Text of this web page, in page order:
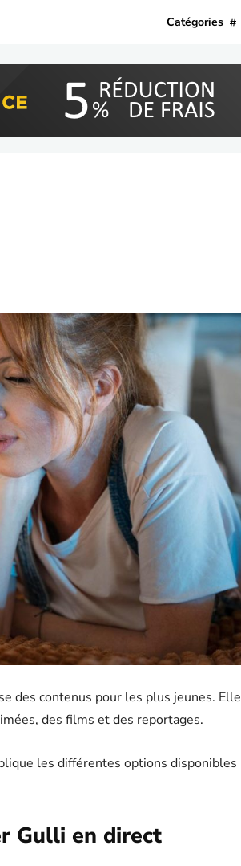
Catégories
des contenus pour les plus jeunes. Elle
des films et des reportages.
les différentes options disponibles
Gulli en direct